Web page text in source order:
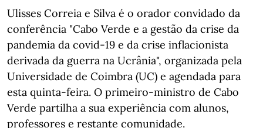
Ulisses Correia e Silva é o orador convidado da
conferência "Cabo Verde e a gestão da crise da
pandemia da covid-19 e da crise inflacionista
derivada da guerra na Ucrânia", organizada pela
Universidade de Coimbra (UC) e agendada para
esta quinta-feira. O primeiro-ministro de Cabo
Verde partilha a sua experiência com alunos,
professores e restante comunidade.